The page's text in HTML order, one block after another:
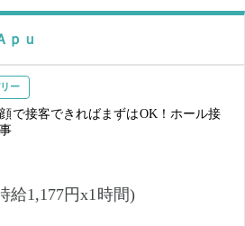
ルとさせていただきます。
ｐｕ
ー
で接客できればまずはOK！ホール接
給1,177円x1時間)